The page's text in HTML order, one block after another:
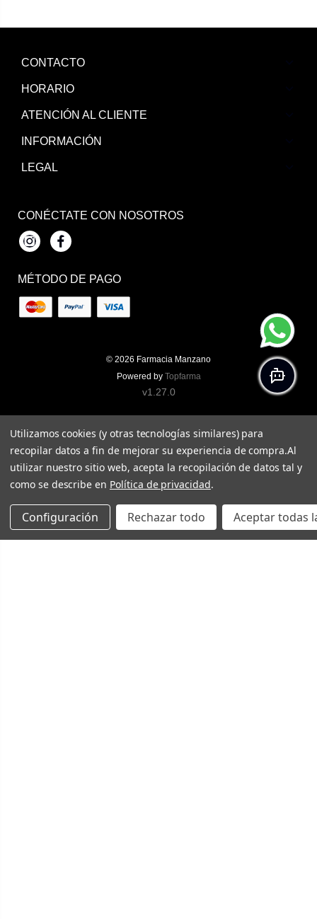
CONTACTO
HORARIO
ATENCIÓN AL CLIENTE
INFORMACIÓN
LEGAL
CONÉCTATE CON NOSOTROS
InstagramFacebook
MÉTODO DE PAGO
© 2026 Farmacia Manzano
Powered by Topfarma
v1.27.0
Utilizamos cookies (y otras tecnologías similares) para
recopilar datos a fin de mejorar su experiencia de compra.Al
utilizar nuestro sitio web, acepta la recopilación de datos tal y
como se describe en Política de privacidad.
Configuración Rechazar todo Aceptar todas